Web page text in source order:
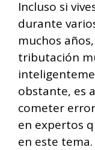
Incluso si
durante
muchos
tributación
obstante, es
cometer
en expertos
en este tema.